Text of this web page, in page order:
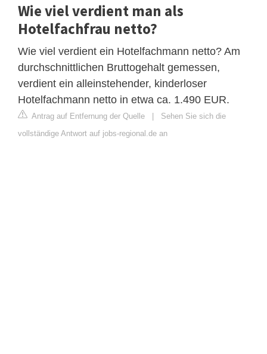
Wie viel verdient man als
Hotelfachfrau netto?
Wie viel verdient ein Hotelfachmann netto? Am
durchschnittlichen Bruttogehalt gemessen,
verdient ein alleinstehender, kinderloser
Hotelfachmann netto in etwa ca. 1.490 EUR.
Antrag auf Entfernung der Quelle | Sehen Sie sich die
vollständige Antwort auf jobs-regional.de an